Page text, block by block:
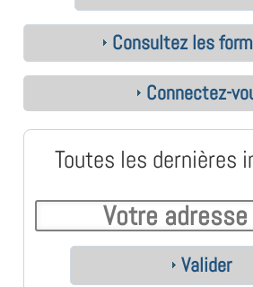
Consultez les
Connectez-
Toutes les dernières
Valider